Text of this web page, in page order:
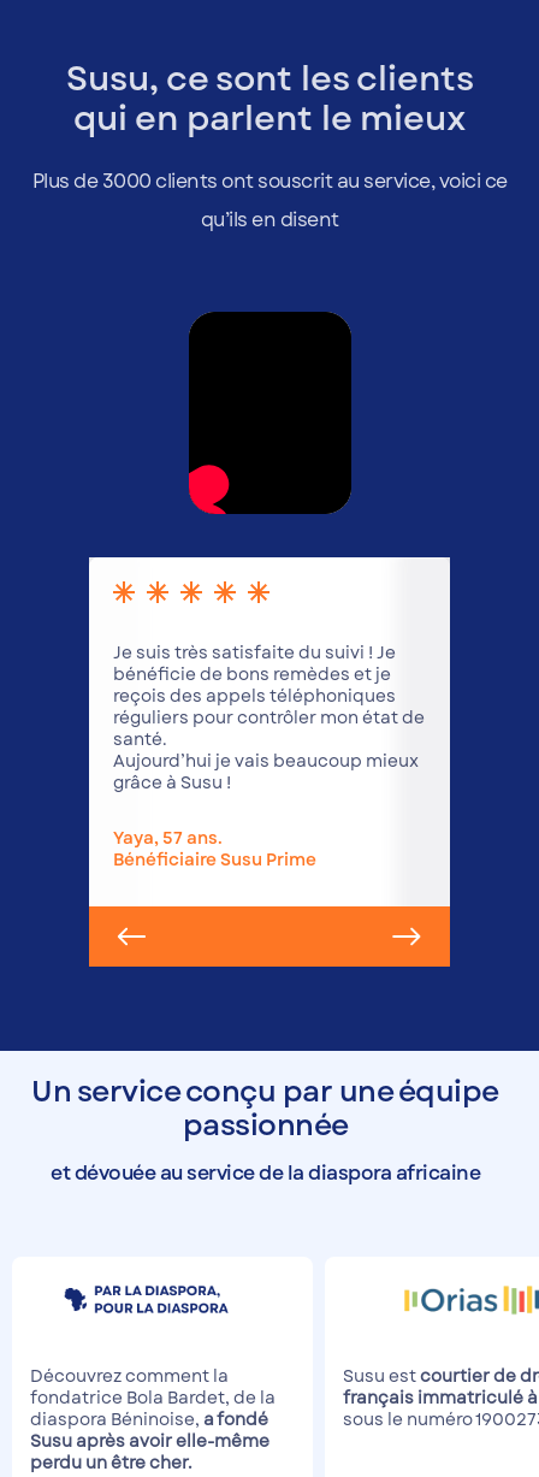
Susu, ce sont les clients
qui en parlent le mieux
Plus de 3000 clients ont souscrit au service, voici ce
qu’ils en disent
Je suis très satisfaite du suivi ! Je
bénéficie de bons remèdes et je
reçois des appels téléphoniques
réguliers pour contrôler mon état de
Aujourd’hui je vais beaucoup mieux
grâce à Susu !
Yaya, 57 ans.
Bénéficiaire Susu Prime
au pays il n'y
Un service conçu par une équipe
passionnée
et dévouée au service de la diaspora africaine
Découvrez comment la
fondatrice Bola Bardet, de la
diaspora Béninoise, a fondé
Susu après avoir elle-même
perdu un être cher.
Susu estcourtier de
français immatriculé à
sous le numéro